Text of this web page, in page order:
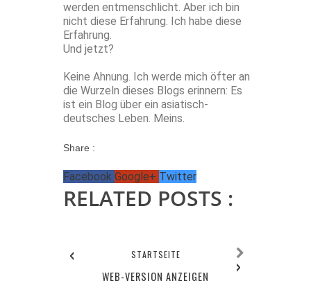
werden entmenschlicht. Aber ich bin
nicht diese Erfahrung. Ich habe diese
Erfahrung.
Und jetzt?
Keine Ahnung. Ich werde mich öfter an
die Wurzeln dieses Blogs erinnern: Es
ist ein Blog über ein asiatisch-
deutsches Leben. Meins.
Share :
Facebook Google+ Twitter
RELATED POSTS :
‹ ›
STARTSEITE
WEB-VERSION ANZEIGEN